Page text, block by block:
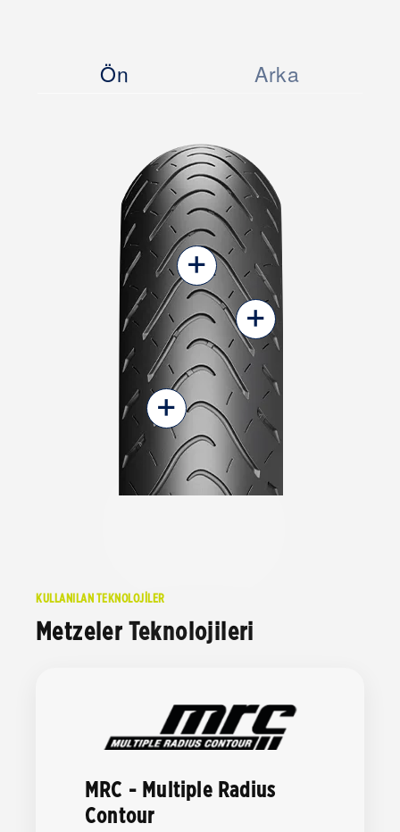
Ön Arka
+
+
+
KULLANILAN TEKNOLOJİLER
Metzeler Teknolojileri
MRC - Multiple Radius
Contour